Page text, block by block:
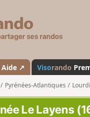
s
a
n
d
o
Aide ↗ Visorando
Pyrénées-Atlantiques
Le Layens